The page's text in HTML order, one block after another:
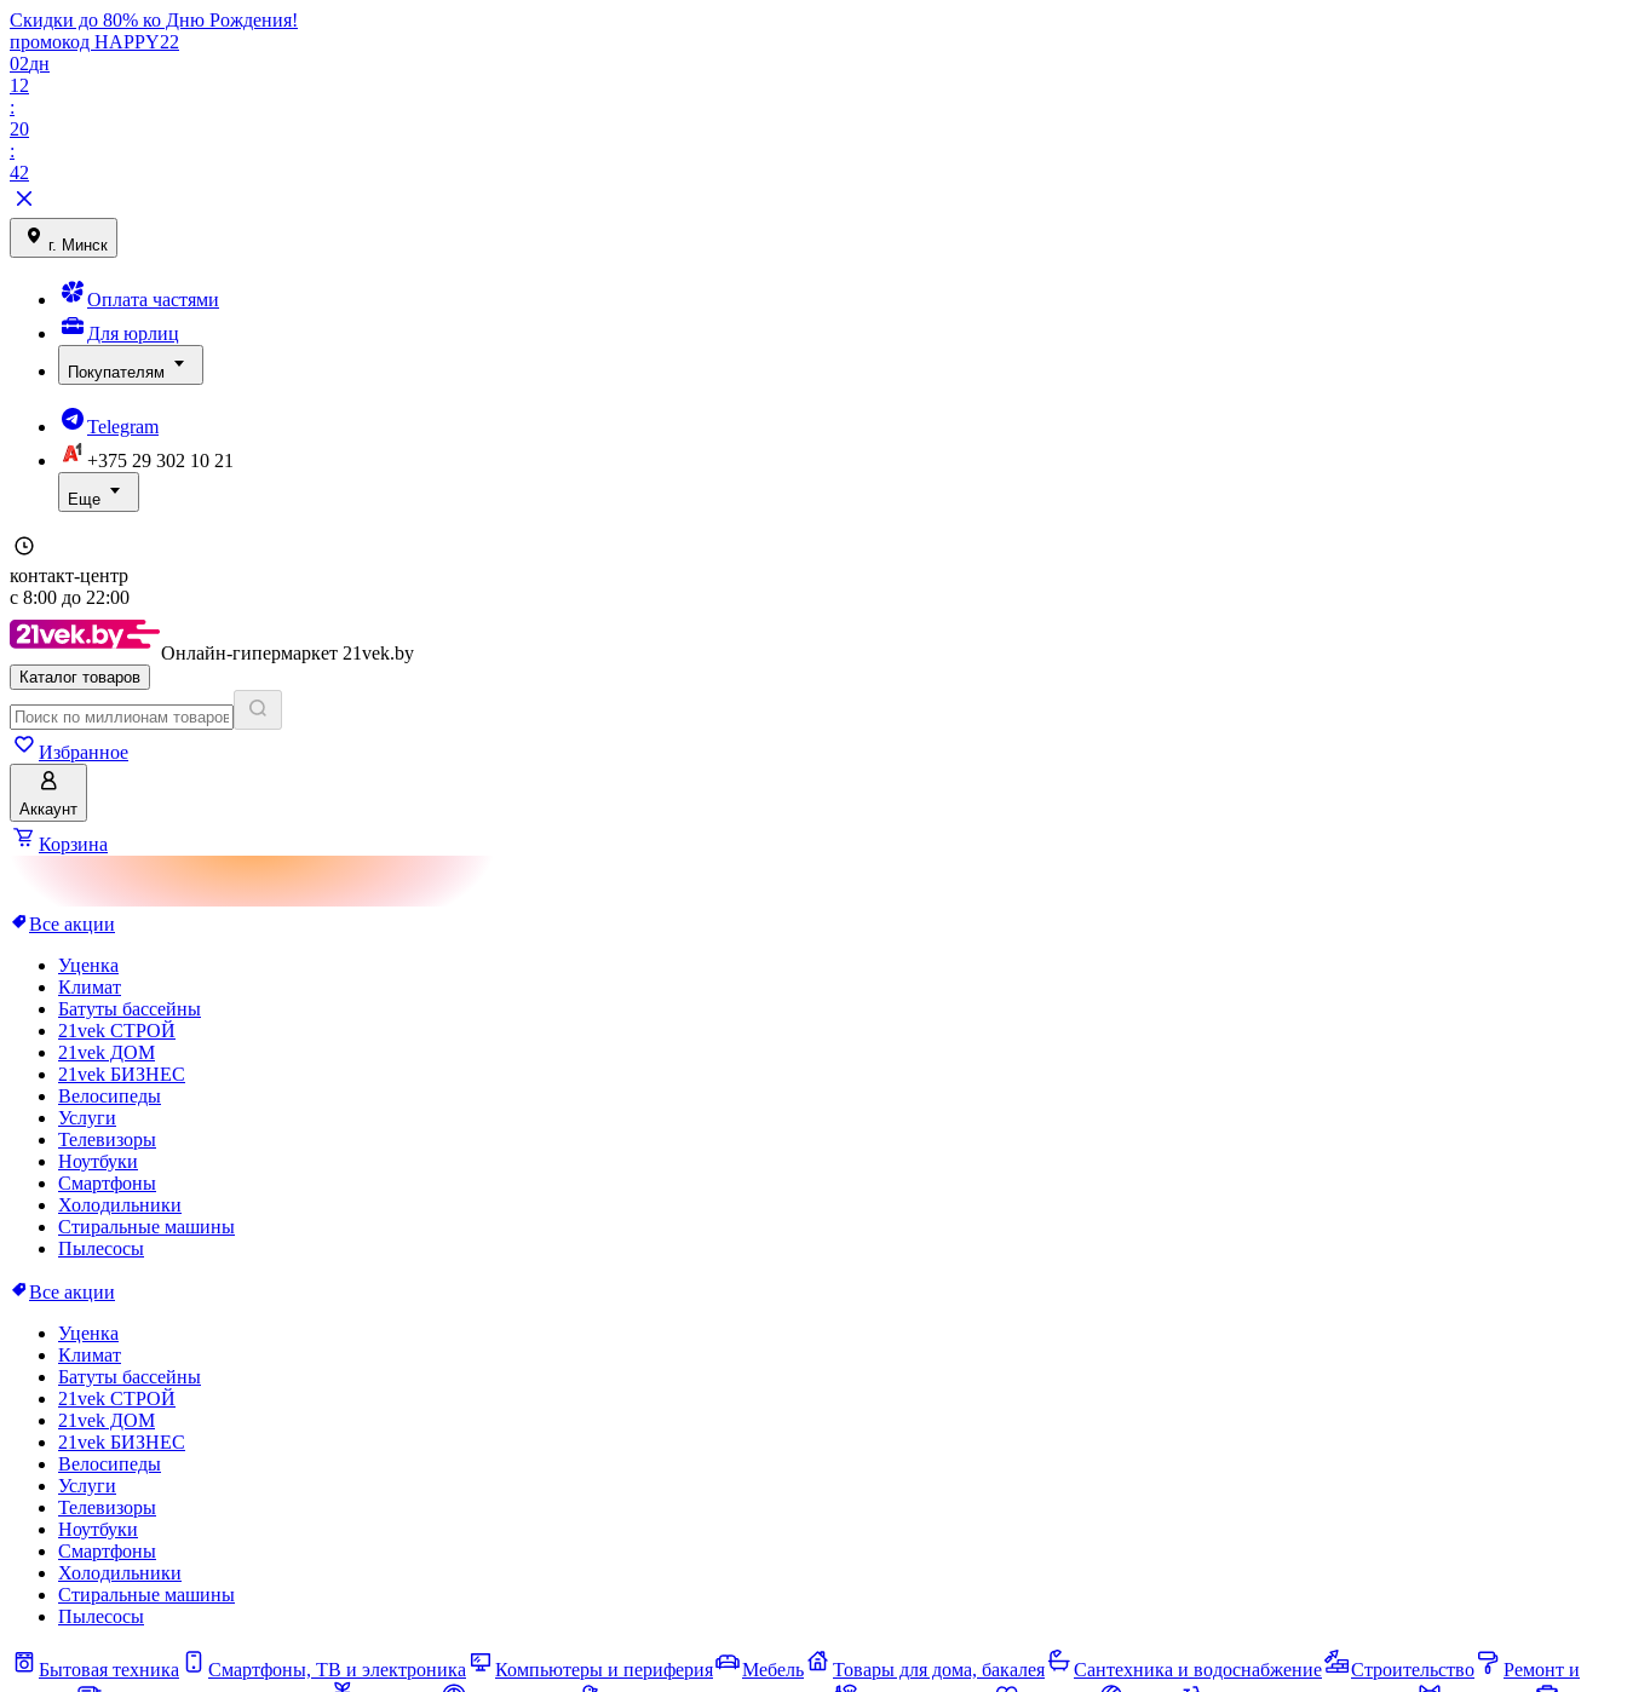
Скидки до 80% ко Дню Рождения!
промокод HAPPY22
02дн
12
:
20
:
42
г. Минск
Оплата частями
Для юрлиц
Покупателям
Telegram
+375 29 302 10 21
Еще
контакт-центр
с 8:00 до 22:00
Онлайн-гипермаркет 21vek.by
Каталог товаров
Избранное
Аккаунт
Корзина
Все акции
Уценка
Климат
Батуты бассейны
21vek СТРОЙ
21vek ДОМ
21vek БИЗНЕС
Велосипеды
Услуги
Телевизоры
Ноутбуки
Смартфоны
Холодильники
Стиральные машины
Пылесосы
Все акции
Уценка
Климат
Батуты бассейны
21vek СТРОЙ
21vek ДОМ
21vek БИЗНЕС
Велосипеды
Услуги
Телевизоры
Ноутбуки
Смартфоны
Холодильники
Стиральные машины
Пылесосы
Бытовая техника Смартфоны, ТВ и электроника Компьютеры и периферия Мебель Товары для дома, бакалея Сантехника и водоснабжение Строительство
Ремонт и